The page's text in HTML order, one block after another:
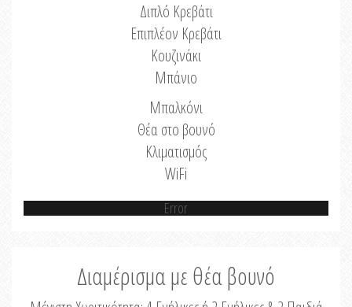
Διπλό Κρεβάτι
Επιπλέον Κρεβάτι
Κουζινάκι
Μπάνιο
Μπαλκόνι
Θέα στο βουνό
Κλιματισμός
WiFi
Error
Διαμέρισμα με θέα βουνό